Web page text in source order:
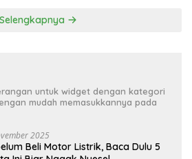
Selengkapnya
untuk widget dengan kategori
mudah memasukkannya pada
2025
Beli Motor Listrik, Baca Dulu 5